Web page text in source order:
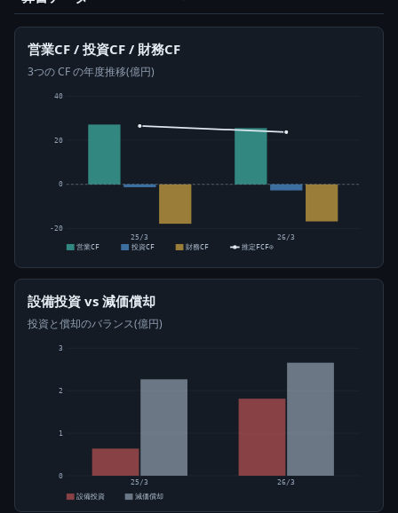
営業CF / 投資CF / 財務CF
3つの CF の年度推移(億円)
-20
0
20
40
25/3
26/3
営業CF
投資CF 財務CF 推定FCF⊙
設備投資 vs 減価償却
投資と償却のバランス(億円)
0
1
2
3
25/3
26/3
設備投資
減価償却